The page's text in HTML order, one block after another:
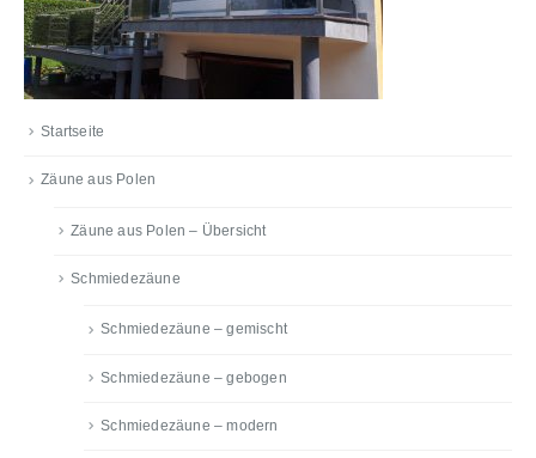
Startseite
Zäune aus Polen
Zäune aus Polen – Übersicht
Schmiedezäune
Schmiedezäune – gemischt
Schmiedezäune – gebogen
Schmiedezäune – modern